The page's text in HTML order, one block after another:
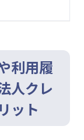
利用履
人クレ
ット